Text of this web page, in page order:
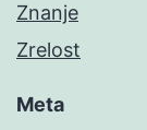
Znanje
Zrelost
Meta